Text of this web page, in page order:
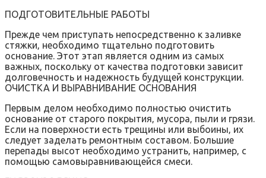
ПОДГОТОВИТЕЛЬНЫЕ РАБОТЫ
Прежде чем приступать непосредственно к заливке
стяжки‚ необходимо тщательно подготовить
основание. Этот этап является одним из самых
важных‚ поскольку от качества подготовки зависит
долговечность и надежность будущей конструкции.
ОЧИСТКА И ВЫРАВНИВАНИЕ ОСНОВАНИЯ
Первым делом необходимо полностью очистить
основание от старого покрытия‚ мусора‚ пыли и грязи.
Если на поверхности есть трещины или выбоины‚ их
следует заделать ремонтным составом. Большие
перепады высот необходимо устранить‚ например‚ с
помощью самовыравнивающейся смеси.